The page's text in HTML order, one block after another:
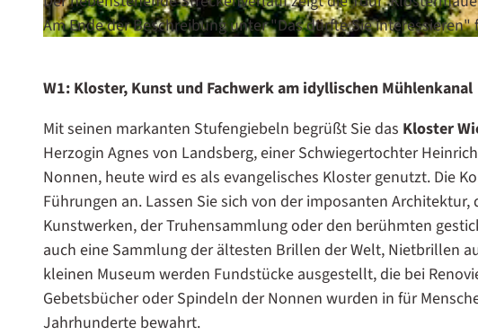
o
r
W
e
h
r
a
n
l
a
g
Am Ende der Beschreibung unter "Das dürfte Sie
W1: Kloster, Kunst und Fachwerk am idyllischen Mühlenkanal
Mit seinen markanten Stufengiebeln begrüßt Sie das Kloster
Herzogin Agnes von Landsberg, einer Schwiegertochter
Nonnen, heute wird es als evangelisches Kloster genutzt. Die
Führungen an. Lassen Sie sich von der imposanten
Kunstwerken, der Truhensammlung oder den berühmten
auch eine Sammlung der ältesten Brillen der Welt, Nietbrillen
kleinen Museum werden Fundstücke ausgestellt, die bei
Gebetsbücher oder Spindeln der Nonnen wurden in für
Jahrhunderte bewahrt.